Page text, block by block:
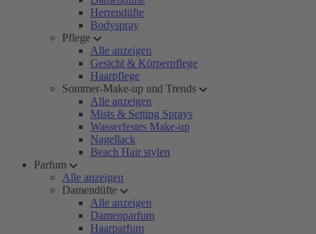
Herrendüfte
Bodyspray
Pflege
Alle anzeigen
Gesicht & Körperpflege
Haarpflege
Sommer-Make-up und Trends
Alle anzeigen
Mists & Setting Sprays
Wasserfestes Make-up
Nagellack
Beach Hair stylen
Parfum
Alle anzeigen
Damendüfte
Alle anzeigen
Damenparfum
Haarparfum